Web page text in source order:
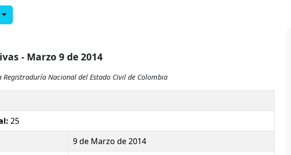
- Marzo 9 de 2014
Nacional del Estado Civil de Colombia
25
9 de Marzo de 2014